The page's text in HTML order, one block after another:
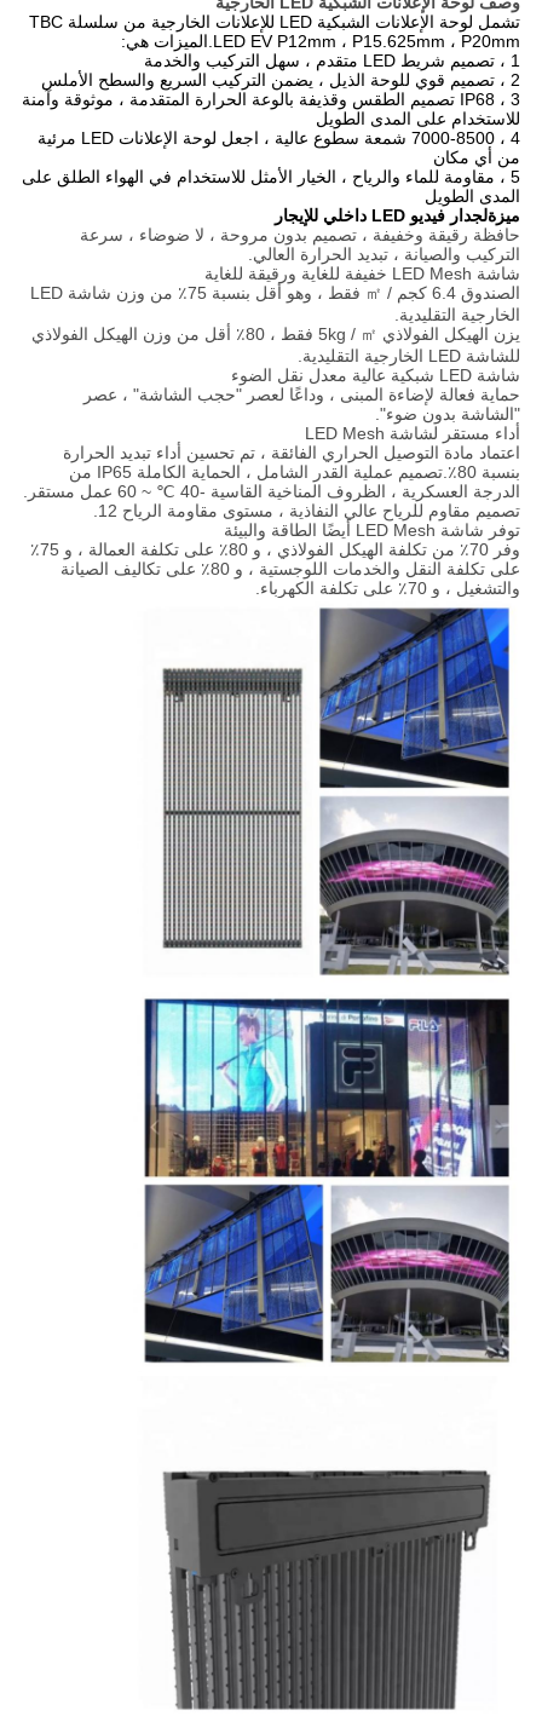
تشمل لوحة الإعلانات الشبكية LED للإعلانات الخارجية من سلسلة TBC
LED EV P12mm ، P15.625mm ، P20mm.الميزات هي:
1 ، تصميم شريط LED متقدم ، سهل التركيب والخدمة
2 ، تصميم قوي للوحة الذيل ، يضمن التركيب السريع والسطح الأملس
3 ، IP68 تصميم الطقس وقذيفة بالوعة الحرارة المتقدمة ، موثوقة وآمنة
للاستخدام على المدى الطويل
4 ، 7000-8500 شمعة سطوع عالية ، اجعل لوحة الإعلانات LED مرئية
من أي مكان
5 ، مقاومة للماء والرياح ، الخيار الأمثل للاستخدام في الهواء الطلق على
المدى الطويل
ميزةلجدار فيديو LED داخلي للإيجار
حافظة رقيقة وخفيفة ، تصميم بدون مروحة ، لا ضوضاء ، سرعة
التركيب والصيانة ، تبديد الحرارة العالي.
شاشة LED Mesh خفيفة للغاية ورقيقة للغاية
الصندوق 6.4 كجم / ㎡ فقط ، وهو أقل بنسبة 75٪ من وزن شاشة LED
الخارجية التقليدية.
يزن الهيكل الفولاذي 5kg / ㎡ فقط ، 80٪ أقل من وزن الهيكل الفولاذي
للشاشة LED الخارجية التقليدية.
شاشة LED شبكية عالية معدل نقل الضوء
حماية فعالة لإضاءة المبنى ، وداعًا لعصر "حجب الشاشة" ، عصر
"الشاشة بدون ضوء".
أداء مستقر لشاشة LED Mesh
اعتماد مادة التوصيل الحراري الفائقة ، تم تحسين أداء تبديد الحرارة
بنسبة 80٪.تصميم عملية القدر الشامل ، الحماية الكاملة IP65 من
الدرجة العسكرية ، الظروف المناخية القاسية -40 ℃ ~ 60 عمل مستقر.
تصميم مقاوم للرياح عالي النفاذية ، مستوى مقاومة الرياح 12.
توفر شاشة LED Mesh أيضًا الطاقة والبيئة
وفر 70٪ من تكلفة الهيكل الفولاذي ، و 80٪ على تكلفة العمالة ، و 75٪
على تكلفة النقل والخدمات اللوجستية ، و 80٪ على تكاليف الصيانة
والتشغيل ، و 70٪ على تكلفة الكهرباء.